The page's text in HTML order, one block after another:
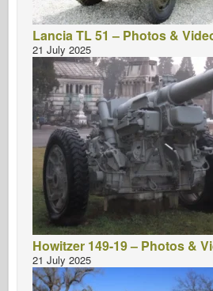
Lancia TL 51 – Photos &
21 July 2025
Howitzer 149-19 – Photos &
21 July 2025